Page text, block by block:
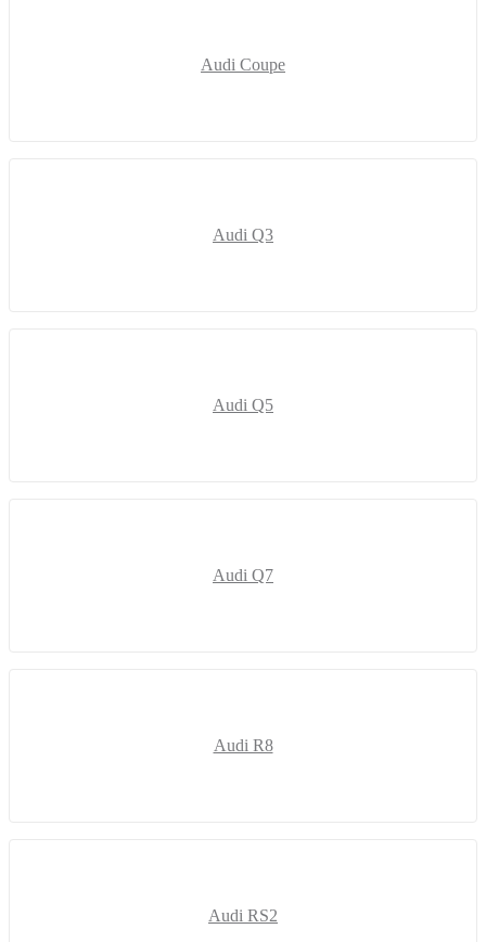
Audi Coupe
Audi Q3
Audi Q5
Audi Q7
Audi R8
Audi RS2